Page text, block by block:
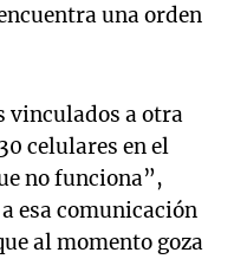
una orden
vinculados a otra
celulares en el
no funciona”,
esa comunicación
al momento goza